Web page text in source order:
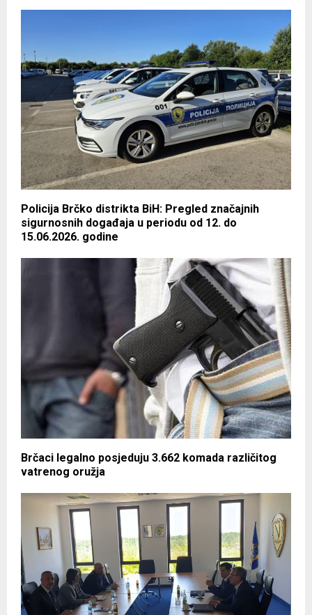
Policija Brčko distrikta BiH: Pregled značajnih
sigurnosnih događaja u periodu od 12. do
15.06.2026. godine
Brčaci legalno posjeduju 3.662 komada različitog
vatrenog oružja